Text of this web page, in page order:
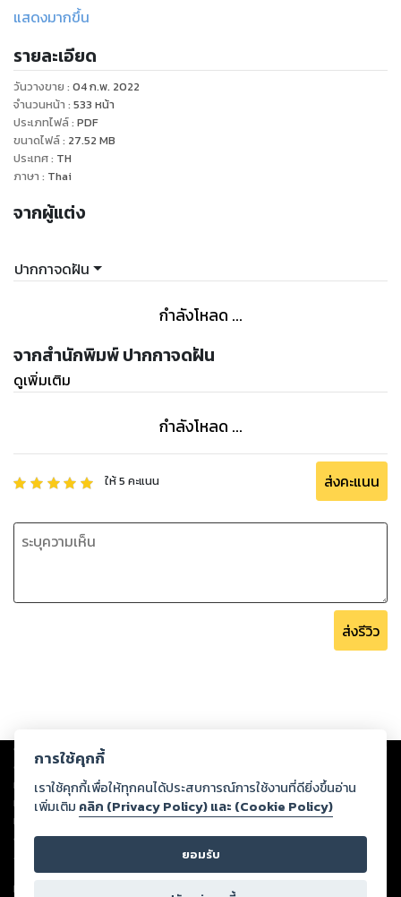
รอบฉันก็จะไม่กลับไปอีกแล้ว T^T”
แต่ไม่รู้ทำไม เมื่อหล่อนลืมตาตื่นขึ้นก็พบว่าตัวเองมาอยู่ในร่างของ
เด็กหญิงวัยห้าขวบคนหนึ่งที่ถูกขายให้ทำงานอยู่โรงเก็บฟืน แถม
ความรู้ความจำจากชาติที่แล้วยังคงชัดเจนอยู่ในหัว ถ้าปล่อยไว้ก็
เสียเปล่าใช่ไหมล่ะ! ‘เห็นทีงานนี้แม่จะต้องแสดงฝีมือซะแล้ว’ แม้ที่นี่
ฟังไม่ผิดหรอกเขาห้ามผู้หญิงทำอาหาร!!!!
แสดงมากขึ้น
รายละเอียด
วันวางขาย : 04 ก.พ. 2022
จำนวนหน้า : 533 หน้า
ประเภทไฟล์: PDF
ขนาดไฟล์: 27.52 MB
ประเทศ: TH
ภาษา : Thai
จากผู้แต่ง
ปากกาจดฝัน
กำลังโหลด ...
จากสำนักพิมพ์ ปากกาจดฝัน
ดูเพิ่มเติม
กำลังโหลด ...
ให้5 คะแนน ส่งคะแนน
ส่งรีวิว
Copyright © 2026
ต่อผลงานหรือเนื้อหาใดที่อัปโหลดผ่านเว็บไซต์และปรากฏว่าละเมิดสิทธิใน
ทรัพย์สินทางปัญญาของบุคคลอื่นหรือขัดต่อกฎหมายและศีลธรรม ดังนั้น ผู้อ่าน
ทุกท่านโปรดใช้วิจารณญาณในการกลั่นกรองด้วยตนเอง และหากท่านพบว่าส่วน
หนึ่งส่วนใดขัดต่อกฎหมายและศีลธรรม กรุณาแจ้งมายังบริษัท เพื่อทีมงานจะได้
ดำเนินการในทันที ทั้งนี้ ทางสตอรี่ล็อกขอสงวนลิขสิทธิ์ตามพระราชบัญญัติ
ลิขสิทธิ์ พ.ศ. 2537 (ฉบับล่าสุด)
For support: member@ookbee.com
การใช้คุกกี้
เราใช้คุกกี้เพื่อให้ทุกคนได้ประสบการณ์การใช้งานที่ดียิ่งขึ้นอ่าน
เพิ่มเติม คลิก (Privacy Policy) และ (Cookie Policy)
ยอมรับ